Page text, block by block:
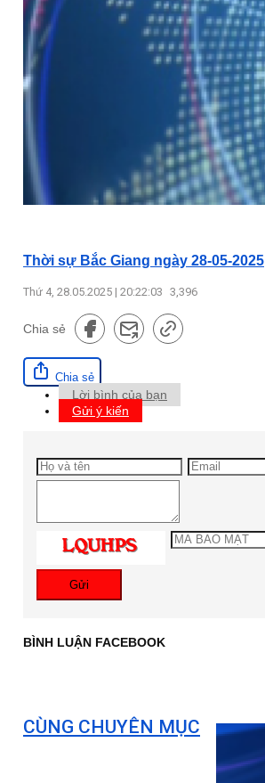
Thời sự Bắc Giang ngày 28-05-2025
Thứ 4, 28.05.2025 | 20:22:03 3,396
Chia sẻ
Chia sẻ
Lời bình của bạn
Gửi ý kiến
Gửi
BÌNH LUẬN FACEBOOK
CÙNG CHUYÊN MỤC